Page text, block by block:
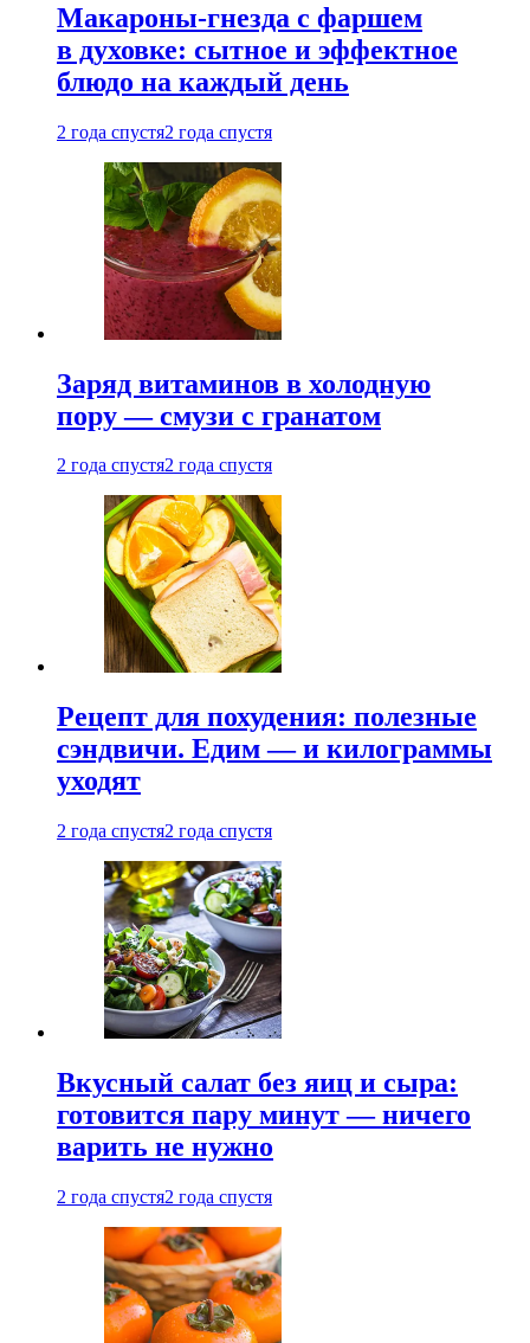
Макароны-гнезда с фаршем
в духовке: сытное и эффектное
блюдо на каждый день
2 года спустя2 года спустя
Заряд витаминов в холодную
пору — смузи с гранатом
2 года спустя2 года спустя
Рецепт для похудения: полезные
сэндвичи. Едим — и килограммы
уходят
2 года спустя2 года спустя
Вкусный салат без яиц и сыра:
готовится пару минут — ничего
варить не нужно
2 года спустя2 года спустя